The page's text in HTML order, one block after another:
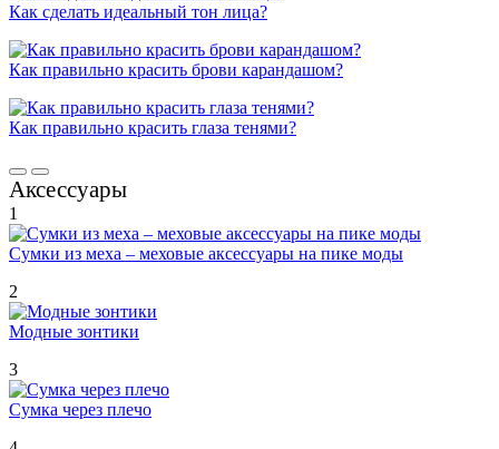
Как сделать идеальный тон лица?
Как правильно красить брови карандашом?
Как правильно красить глаза тенями?
Аксессуары
1
Сумки из меха – меховые аксессуары на пике моды
2
Модные зонтики
3
Сумка через плечо